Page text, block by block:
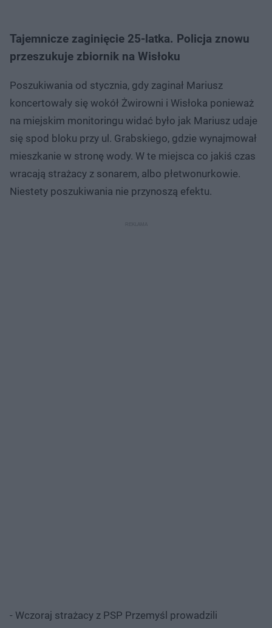
Tajemnicze zaginięcie 25-latka. Policja znowu
przeszukuje zbiornik na Wisłoku
Poszukiwania od stycznia, gdy zaginał Mariusz
koncertowały się wokół Żwirowni i Wisłoka ponieważ
na miejskim monitoringu widać było jak Mariusz udaje
się spod bloku przy ul. Grabskiego, gdzie wynajmował
mieszkanie w stronę wody. W te miejsca co jakiś czas
wracają strażacy z sonarem, albo płetwonurkowie.
Niestety poszukiwania nie przynoszą efektu.
- Wczoraj strażacy z PSP Przemyśl prowadzili